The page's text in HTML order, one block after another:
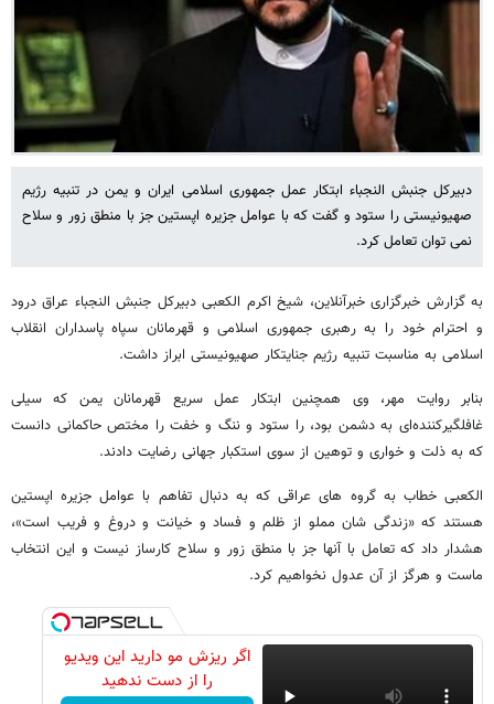
دبیرکل جنبش النجباء ابتکار عمل جمهوری اسلامی ایران و یمن در تنبیه رژیم
صهیونیستی را ستود و گفت که با عوامل جزیره اپستین جز با منطق زور و سلاح
نمی توان تعامل کرد.
به گزارش خبرگزاری خبرآنلاین، شیخ اکرم الکعبی دبیرکل جنبش النجباء عراق درود
و احترام خود را به رهبری جمهوری اسلامی و قهرمانان سپاه پاسداران انقلاب
اسلامی به مناسبت تنبیه رژیم جنایتکار صهیونیستی ابراز داشت.
بنابر روایت مهر، وی همچنین ابتکار عمل سریع قهرمانان یمن که سیلی
غافلگیرکننده‌ای به دشمن بود، را ستود و ننگ و خفت را مختص حاکمانی دانست
که به ذلت و خواری و توهین از سوی استکبار جهانی رضایت دادند.
الکعبی خطاب به گروه های عراقی که به دنبال تفاهم با عوامل جزیره اپستین
هستند که «زندگی شان مملو از ظلم و فساد و خیانت و دروغ و فریب است»،
هشدار ‌داد که تعامل با آنها جز با منطق زور و سلاح کارساز نیست و این انتخاب
ماست و هرگز از آن عدول نخواهیم کرد.
اگر ریزش مو دارید این ویدیو
را از دست ندهید